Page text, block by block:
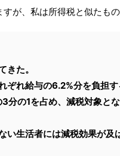
が、私は所得税と似たも
きた。
ぞれ給与の6.2%分を負担す
分の1を占め、減税対象と
い生活者には減税効果が及